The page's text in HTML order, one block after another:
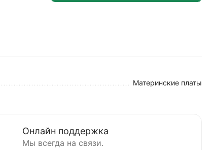
Материнские платы
Онлайн поддержка
Мы всегда на связи.